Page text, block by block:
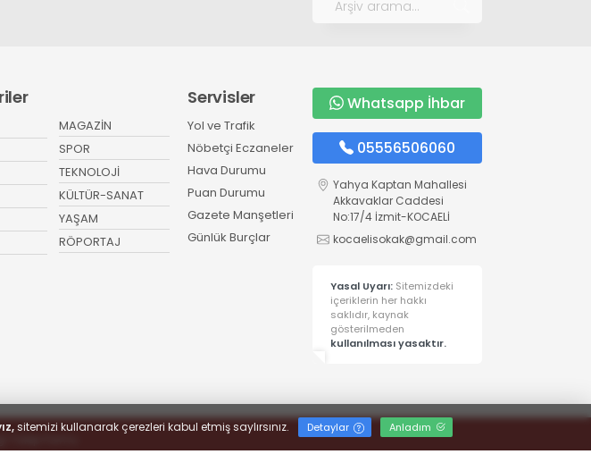
MAGAZİN
SPOR
TEKNOLOJİ
KÜLTÜR-SANAT
YAŞAM
RÖPORTAJ
Servisler
Yol ve Trafik
Nöbetçi Eczaneler
Hava Durumu
Puan Durumu
Gazete Manşetleri
Günlük Burçlar
Whatsapp İhbar
05556506060
Yahya Kaptan Mahallesi
Akkavaklar Caddesi
No:17/4 İzmit-KOCAELİ
kocaelisokak@gmail.com
Yasal Uyarı: Sitemizdeki
içeriklerin her hakkı
saklıdır, kaynak
gösterilmeden
kullanılması yasaktır.
sitemizi kullanarak çerezleri kabul etmiş saylırsınız. Detaylar Anladım